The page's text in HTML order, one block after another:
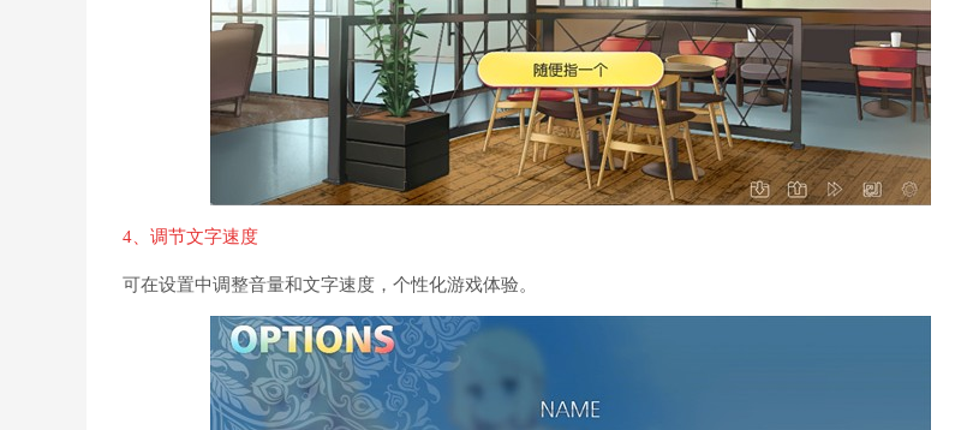
4、调节文字速度
可在设置中调整音量和文字速度，个性化游戏体验。